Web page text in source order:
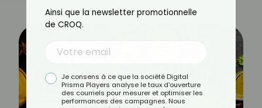
Ainsi que la newsletter promotionnelle
de CROQ.
Je consens à ce que la société Digital
Prisma Players analyse le taux d'ouverture
des courriels pour mesurer et optimiser les
performances des campagnes. Nous